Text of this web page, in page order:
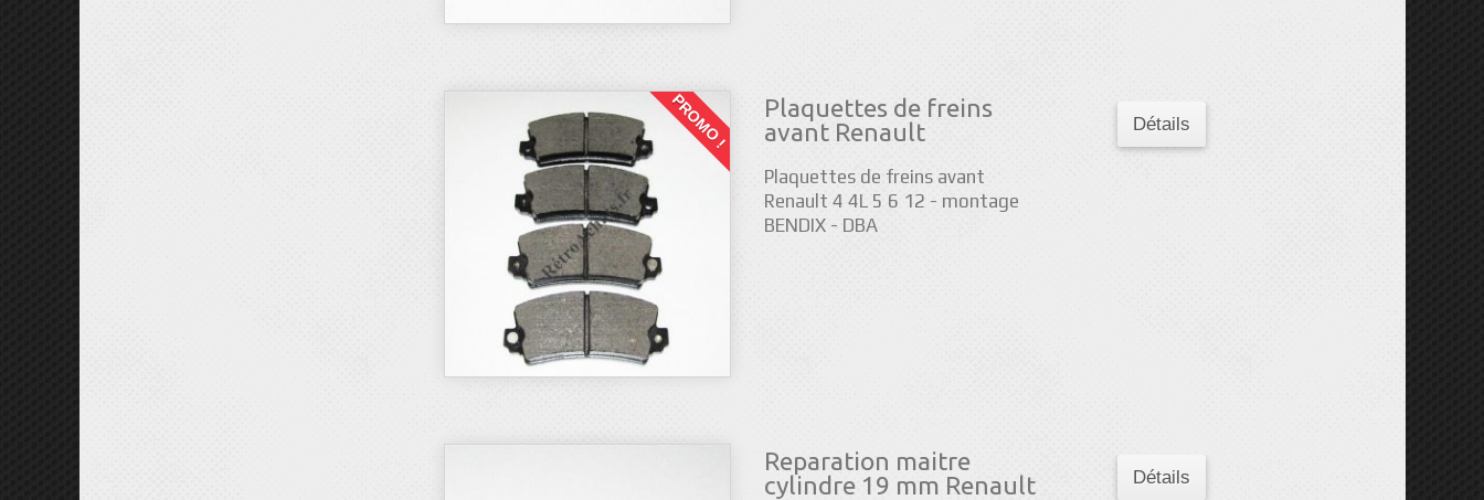
PROMO !
Plaquettes de freins
avant Renault
Plaquettes de freins avant
Renault 4 4L 5 6 12 - montage
BENDIX - DBA
Détails
Reparation maitre
cylindre 19 mm Renault
Détails